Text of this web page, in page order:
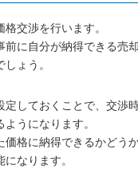
交渉を行います。
前に自分が納得できる売
ょう。
定しておくことで、交渉
うになります。
価格に納得できるかどう
なります。